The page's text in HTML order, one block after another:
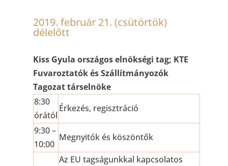
2019. február 21. (csütörtök)
délelőtt
Kiss Gyula országos elnökségi tag; KTE
Fuvaroztatók és Szállítmányozók
Tagozat társelnöke
8:30
órától
Érkezés, regisztráció
9:30 –
10:00
Megnyitók és köszöntők
Az EU tagságunkkal kapcsolatos